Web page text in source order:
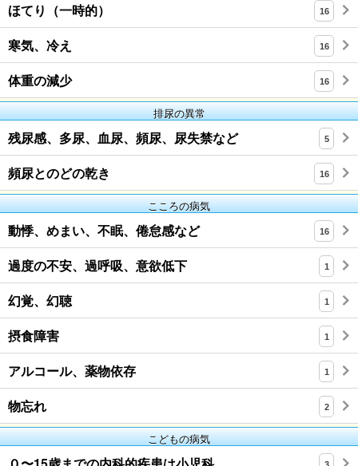
ほてり（一時的） 16
寒気、冷え 16
体重の減少 16
排尿の異常
残尿感、多尿、血尿、頻尿、尿失禁など 5
頻尿とのどの乾き 16
こころの病気
動悸、めまい、不眠、倦怠感など 16
過度の不安、過呼吸、意欲低下 1
幻覚、幻聴 1
摂食障害 1
アルコール、薬物依存 1
物忘れ 2
こどもの病気
3